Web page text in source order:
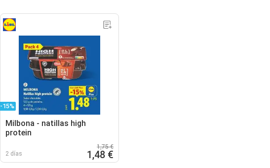
-15%
Milbona - natillas high
protein
2 días
1,75 €
1,48 €